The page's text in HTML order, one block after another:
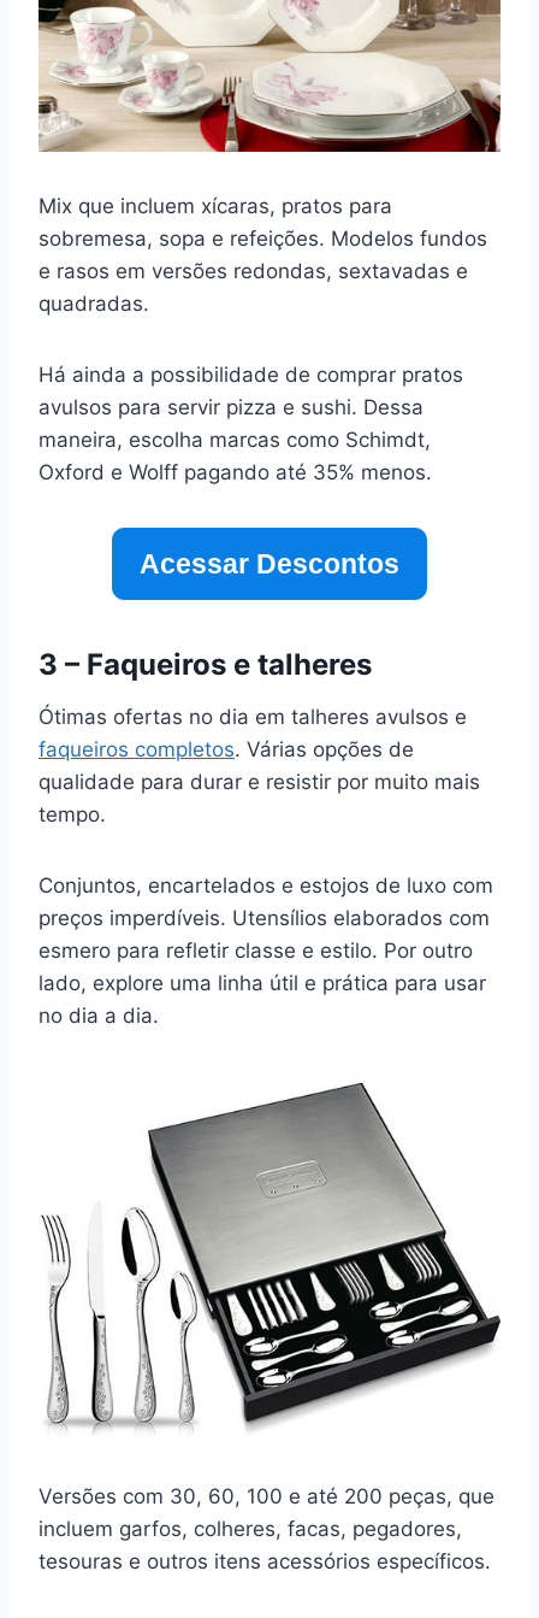
Mix que incluem xícaras, pratos para
sobremesa, sopa e refeições. Modelos fundos
e rasos em versões redondas, sextavadas e
quadradas.
Há ainda a possibilidade de comprar pratos
avulsos para servir pizza e sushi. Dessa
maneira, escolha marcas como Schimdt,
Oxford e Wolff pagando até 35% menos.
Acessar Descontos
3 – Faqueiros e talheres
Ótimas ofertas no dia em talheres avulsos e
faqueiros completos. Várias opções de
qualidade para durar e resistir por muito mais
tempo.
Conjuntos, encartelados e estojos de luxo com
preços imperdíveis. Utensílios elaborados com
esmero para refletir classe e estilo. Por outro
lado, explore uma linha útil e prática para usar
no dia a dia.
Versões com 30, 60, 100 e até 200 peças, que
incluem garfos, colheres, facas, pegadores,
tesouras e outros itens acessórios específicos.